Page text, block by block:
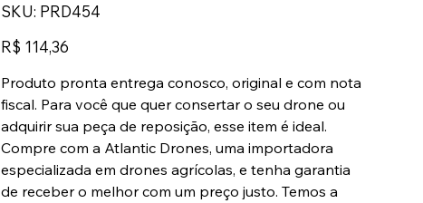
SKU: SKU
PRD454
PRD454
Preço
R$ 114,36
Produto pronta entrega conosco, original e com nota
fiscal. Para você que quer consertar o seu drone ou
adquirir sua peça de reposição, esse item é ideal.
Compre com a Atlantic Drones, uma importadora
especializada em drones agrícolas, e tenha garantia
de receber o melhor com um preço justo. Temos a